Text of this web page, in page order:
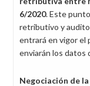
6/2020. Este
retributivo y
entrará en vigor el
enviarán los datos
Negociación de